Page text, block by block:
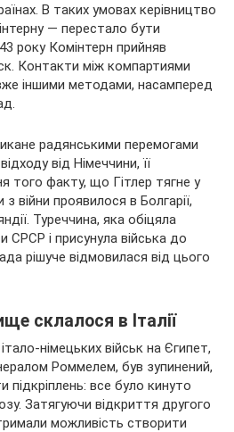
В таких умовах керівництво
— перестало бути
року Комінтерн прийняв
Контакти між компартиями
іншими методами, насамперед
радянськими перемогами
від Німеччини, її
того факту, що Гітлер тягне у
з війни проявилося в Болгарії,
Туреччина, яка обіцяла
СРСР і присунула війська до
рішуче відмовилася від цього
склалося в Італії
німецьких військ на Єгипет,
Роммелем, був зупинений,
підкріплень: все було кинуто
Затягуючи відкриття другого
можливість створити